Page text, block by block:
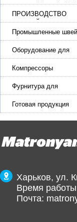
обуви
ПРОИЗВОДСТВО
РЕМНЕЙ, СУМОК,
КОЖГАЛАНТЕРЕИ
Промышленные
машины для кожи,
Оборудование для
производства и резки
эластичной ленты и
Компрессоры
Фурнитура для
производства ремней
Готовая продукция
Харьков, ул.
Время
Почта: